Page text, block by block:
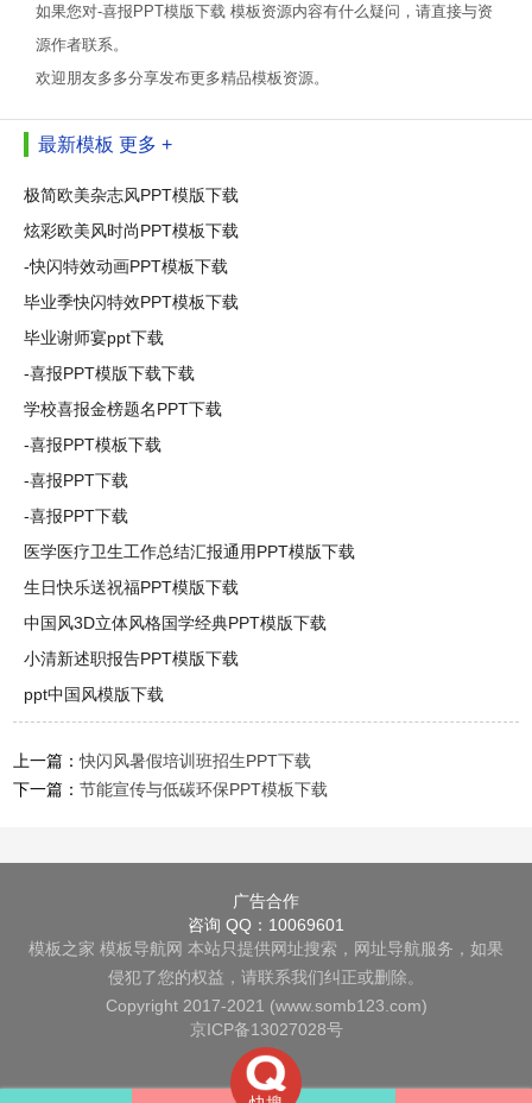
如果您对-喜报PPT模版下载 模板资源内容有什么疑问，请直接与资
源作者联系。
欢迎朋友多多分享发布更多精品模板资源。
最新模板 更多 +
极简欧美杂志风PPT模版下载
炫彩欧美风时尚PPT模板下载
-快闪特效动画PPT模板下载
毕业季快闪特效PPT模板下载
毕业谢师宴ppt下载
-喜报PPT模版下载下载
学校喜报金榜题名PPT下载
-喜报PPT模板下载
-喜报PPT下载
-喜报PPT下载
医学医疗卫生工作总结汇报通用PPT模版下载
生日快乐送祝福PPT模版下载
中国风3D立体风格国学经典PPT模版下载
小清新述职报告PPT模版下载
ppt中国风模版下载
上一篇：快闪风暑假培训班招生PPT下载
下一篇：节能宣传与低碳环保PPT模板下载
广告合作
咨询 QQ：10069601
模板之家 模板导航网 本站只提供网址搜索，网址导航服务，如果
侵犯了您的权益，请联系我们纠正或删除。
Copyright 2017-2021 (www.somb123.com)
京ICP备13027028号